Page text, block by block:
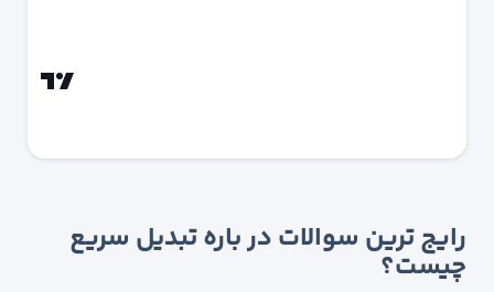
رایج ترین سوالات در باره تبدیل سریع
چیست؟